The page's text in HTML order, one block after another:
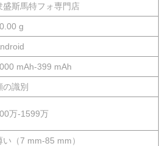
盛斯馬特フォ専門店
g
mAh-399 mAh
の識別
万-1599万
い（7 mm-85 mm）